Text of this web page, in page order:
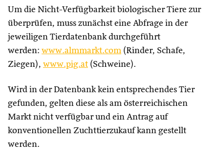
Um die Nicht-Verfügbarkeit biologischer Tiere zur
überprüfen, muss zunächst eine Abfrage in der
jeweiligen Tierdatenbank durchgeführt
werden: www.almmarkt.com (Rinder, Schafe,
Ziegen), www.pig.at (Schweine).
Wird in der Datenbank kein entsprechendes Tier
gefunden, gelten diese als am österreichischen
Markt nicht verfügbar und ein Antrag auf
konventionellen Zuchttierzukauf kann gestellt
werden.